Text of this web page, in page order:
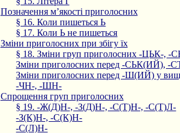
Позначення м’якості приголосних
§ 16. Коли пишеться Ь
§ 17. Коли Ь не пишеться
Зміни приголосних при збігу їх
§ 18. Зміни груп приголосних -ЦЬК-
Зміни приголосних перед -СЬК(ИЙ), -
Зміни приголосних перед -Ш(ИЙ) у
-ЧН-, -ШН-
Спрощення груп приголосних
§ 19. -Ж(Д)Н-, -З(Д)Н-, -С(Т)Н-, -С(Т)Л-
-З(К)Н-, -С(К)Н-
-С(Л)Н-